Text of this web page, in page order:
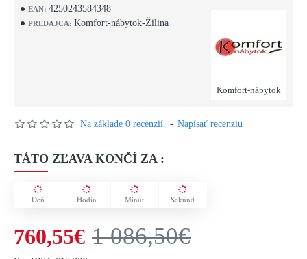
EAN: 4250243584348
PREDAJCA: Komfort-nábytok-Žilina
Komfort-nábytok
Na základe 0 recenzií. - Napísať recenziu
TÁTO ZĽAVA KONČÍ ZA :
Deň Hodín Minút Sekúnd
760,55€ 1 086,50€